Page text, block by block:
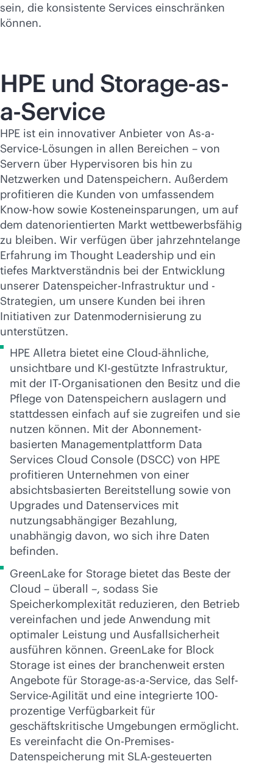
sein, die konsistente Services einschränken
können.
HPE und Storage-as-
a-Service
HPE ist ein innovativer Anbieter von As-a-
Service-Lösungen in allen Bereichen – von
Servern über Hypervisoren bis hin zu
Netzwerken und Datenspeichern. Außerdem
profitieren die Kunden von umfassendem
Know-how sowie Kosteneinsparungen, um auf
dem datenorientierten Markt wettbewerbsfähig
zu bleiben. Wir verfügen über jahrzehntelange
Erfahrung im Thought Leadership und ein
tiefes Marktverständnis bei der Entwicklung
unserer Datenspeicher-Infrastruktur und -
Strategien, um unsere Kunden bei ihren
Initiativen zur Datenmodernisierung zu
unterstützen.
HPE Alletra bietet eine Cloud-ähnliche,
unsichtbare und KI-gestützte Infrastruktur,
mit der IT-Organisationen den Besitz und die
Pflege von Datenspeichern auslagern und
stattdessen einfach auf sie zugreifen und sie
nutzen können. Mit der Abonnement-
basierten Managementplattform Data
Services Cloud Console (DSCC) von HPE
profitieren Unternehmen von einer
absichtsbasierten Bereitstellung sowie von
Upgrades und Datenservices mit
nutzungsabhängiger Bezahlung,
unabhängig davon, wo sich ihre Daten
befinden.
GreenLake for Storage bietet das Beste der
Cloud – überall –, sodass Sie
Speicherkomplexität reduzieren, den Betrieb
vereinfachen und jede Anwendung mit
optimaler Leistung und Ausfallsicherheit
ausführen können. GreenLake for Block
Storage ist eines der branchenweit ersten
Angebote für Storage-as-a-Service, das Self-
Service-Agilität und eine integrierte 100-
prozentige Verfügbarkeit für
geschäftskritische Umgebungen ermöglicht.
Es vereinfacht die On-Premises-
Datenspeicherung mit SLA-gesteuerten